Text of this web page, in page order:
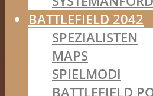
BATTLEFIELD 2042
SPEZIALISTEN
MAPS
SPIELMODI